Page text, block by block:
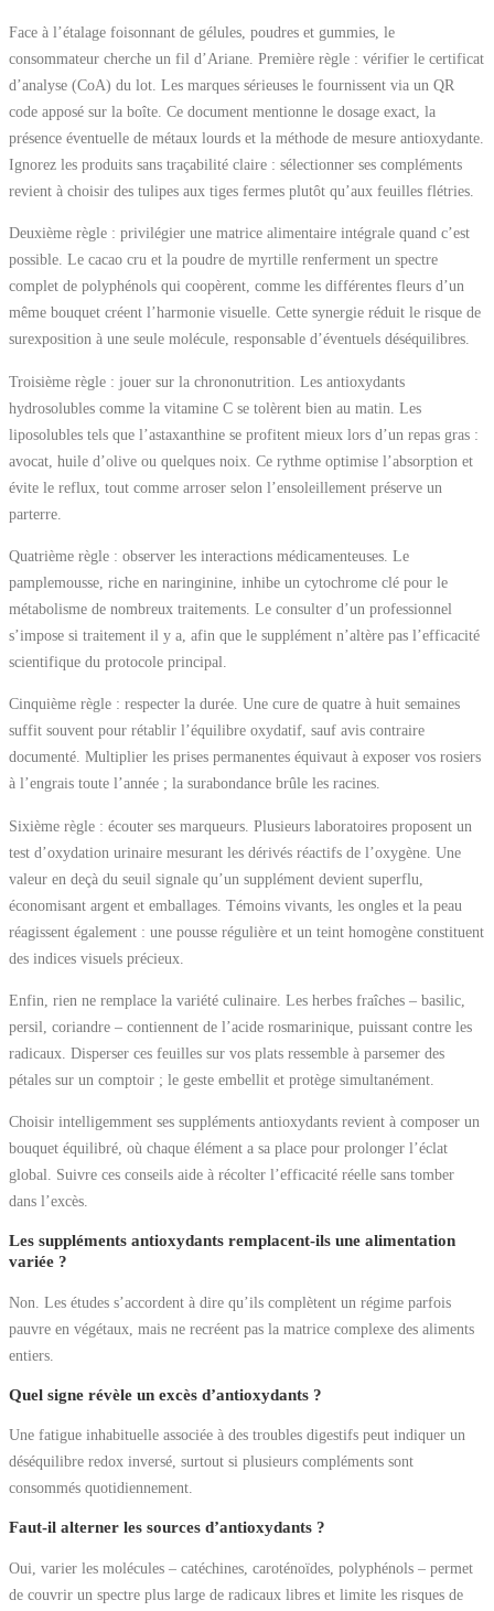
Face à l’étalage foisonnant de gélules, poudres et gummies, le
consommateur cherche un fil d’Ariane. Première règle : vérifier le certificat
d’analyse (CoA) du lot. Les marques sérieuses le fournissent via un QR
code apposé sur la boîte. Ce document mentionne le dosage exact, la
présence éventuelle de métaux lourds et la méthode de mesure antioxydante.
Ignorez les produits sans traçabilité claire : sélectionner ses compléments
revient à choisir des tulipes aux tiges fermes plutôt qu’aux feuilles flétries.
Deuxième règle : privilégier une matrice alimentaire intégrale quand c’est
possible. Le cacao cru et la poudre de myrtille renferment un spectre
complet de polyphénols qui coopèrent, comme les différentes fleurs d’un
même bouquet créent l’harmonie visuelle. Cette synergie réduit le risque de
surexposition à une seule molécule, responsable d’éventuels déséquilibres.
Troisième règle : jouer sur la chrononutrition. Les antioxydants
hydrosolubles comme la vitamine C se tolèrent bien au matin. Les
liposolubles tels que l’astaxanthine se profitent mieux lors d’un repas gras :
avocat, huile d’olive ou quelques noix. Ce rythme optimise l’absorption et
évite le reflux, tout comme arroser selon l’ensoleillement préserve un
parterre.
Quatrième règle : observer les interactions médicamenteuses. Le
pamplemousse, riche en naringinine, inhibe un cytochrome clé pour le
métabolisme de nombreux traitements. Le consulter d’un professionnel
s’impose si traitement il y a, afin que le supplément n’altère pas l’efficacité
scientifique du protocole principal.
Cinquième règle : respecter la durée. Une cure de quatre à huit semaines
suffit souvent pour rétablir l’équilibre oxydatif, sauf avis contraire
documenté. Multiplier les prises permanentes équivaut à exposer vos rosiers
à l’engrais toute l’année ; la surabondance brûle les racines.
Sixième règle : écouter ses marqueurs. Plusieurs laboratoires proposent un
test d’oxydation urinaire mesurant les dérivés réactifs de l’oxygène. Une
valeur en deçà du seuil signale qu’un supplément devient superflu,
économisant argent et emballages. Témoins vivants, les ongles et la peau
réagissent également : une pousse régulière et un teint homogène constituent
des indices visuels précieux.
Enfin, rien ne remplace la variété culinaire. Les herbes fraîches – basilic,
persil, coriandre – contiennent de l’acide rosmarinique, puissant contre les
radicaux. Disperser ces feuilles sur vos plats ressemble à parsemer des
pétales sur un comptoir ; le geste embellit et protège simultanément.
Choisir intelligemment ses suppléments antioxydants revient à composer un
bouquet équilibré, où chaque élément a sa place pour prolonger l’éclat
global. Suivre ces conseils aide à récolter l’efficacité réelle sans tomber
dans l’excès.
Les suppléments antioxydants remplacent-ils une alimentation
variée ?
Non. Les études s’accordent à dire qu’ils complètent un régime parfois
pauvre en végétaux, mais ne recréent pas la matrice complexe des aliments
entiers.
Quel signe révèle un excès d’antioxydants ?
Une fatigue inhabituelle associée à des troubles digestifs peut indiquer un
déséquilibre redox inversé, surtout si plusieurs compléments sont
consommés quotidiennement.
Faut-il alterner les sources d’antioxydants ?
Oui, varier les molécules – catéchines, caroténoïdes, polyphénols – permet
de couvrir un spectre plus large de radicaux libres et limite les risques de